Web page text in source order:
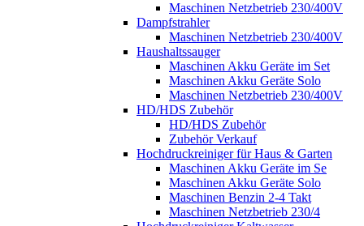
Maschinen Netzbetrieb 230/400V
Dampfstrahler
Maschinen Netzbetrieb 230/400V
Haushaltssauger
Maschinen Akku Geräte im Set
Maschinen Akku Geräte Solo
Maschinen Netzbetrieb 230/400V
HD/HDS Zubehör
HD/HDS Zubehör
Zubehör Verkauf
Hochdruckreiniger für Haus & Garten
Maschinen Akku Geräte im Se
Maschinen Akku Geräte Solo
Maschinen Benzin 2-4 Takt
Maschinen Netzbetrieb 230/4